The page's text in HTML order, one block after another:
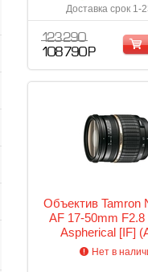
Доставка срок 1-
123 290
108 790 Р
Объектив Tamron
AF 17-50mm F2.8
Aspherical [IF]
Нет в